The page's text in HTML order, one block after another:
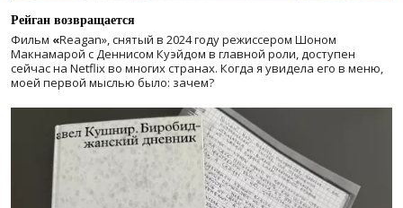
Рейган возвращается
Фильм «Reagan», снятый в 2024 годурежиссером Шоном
Макнамарой с Деннисом Куэйдом в главной роли, доступен
сейчас на Netflix во многих странах. Когда я увидела его в меню,
моей первой мыслью было: зачем?